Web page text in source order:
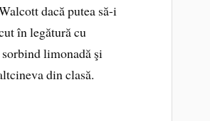
dacă putea să-i
în legătură cu
limonadă şi
din clasă.